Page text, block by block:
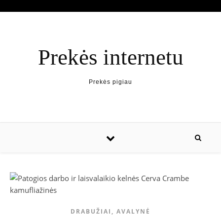
Prekės internetu
Prekės pigiau
DRABUŽIAI, AVALYNĖ